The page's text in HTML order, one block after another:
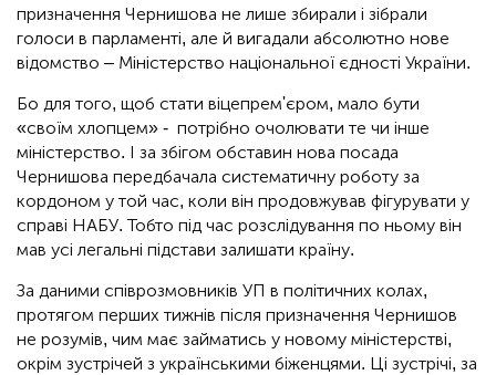
призначення Чернишова не лише збирали і зібрали
голоси в парламенті, але й вигадали абсолютно нове
відомство – Міністерство національної єдності України.
Бо для того, щоб стати віцепрем'єром, мало бути
«своїм хлопцем» - потрібно очолювати те чи інше
міністерство. І за збігом обставин нова посада
Чернишова передбачала систематичну роботу за
кордоном у той час, коли він продовжував фігурувати у
справі НАБУ. Тобто під час розслідування по ньому він
мав усі легальні підстави залишати країну.
За даними співрозмовників УП в політичних колах,
протягом перших тижнів після призначення Чернишов
не розумів, чим має займатись у новому міністерстві,
окрім зустрічей з українськими біженцями. Ці зустрічі, за